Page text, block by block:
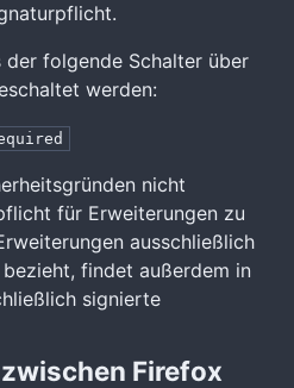
der folgende Schalter über
werden:
nicht
für Erweiterungen zu
ausschließlich
findet außerdem in
signierte
Firefox